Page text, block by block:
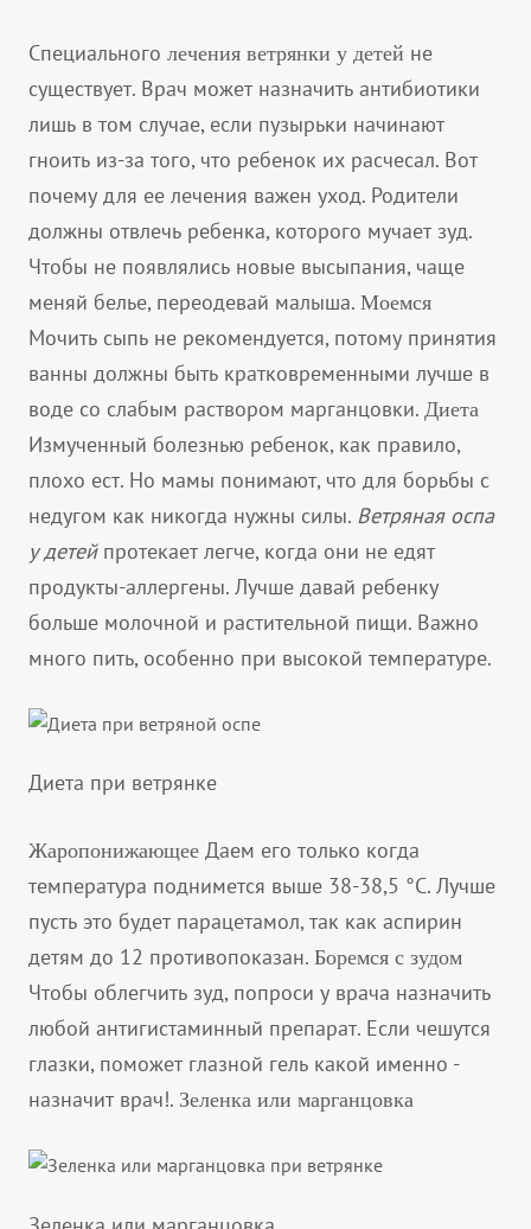
Специального лечения ветрянки у детей не
существует. Врач может назначить антибиотики
лишь в том случае, если пузырьки начинают
гноить из-за того, что ребенок их расчесал. Вот
почему для ее лечения важен уход. Родители
должны отвлечь ребенка, которого мучает зуд.
Чтобы не появлялись новые высыпания, чаще
меняй белье, переодевай малыша. Моемся
Мочить сыпь не рекомендуется, потому принятия
ванны должны быть кратковременными лучше в
воде со слабым раствором марганцовки. Диета
Измученный болезнью ребенок, как правило,
плохо ест. Но мамы понимают, что для борьбы с
недугом как никогда нужны силы. Ветряная оспа
у детейпротекает легче, когда они не едят
продукты-аллергены. Лучше давай ребенку
больше молочной и растительной пищи. Важно
много пить, особенно при высокой температуре.
Диета при ветрянке
Жаропонижающее Даем его только когда
температура поднимется выше 38-38,5 °С. Лучше
пусть это будет парацетамол, так как аспирин
детям до 12 противопоказан. Боремся с зудом
Чтобы облегчить зуд, попроси у врача назначить
любой антигистаминный препарат. Если чешутся
глазки, поможет глазной гель какой именно -
назначит врач!. Зеленка или марганцовка